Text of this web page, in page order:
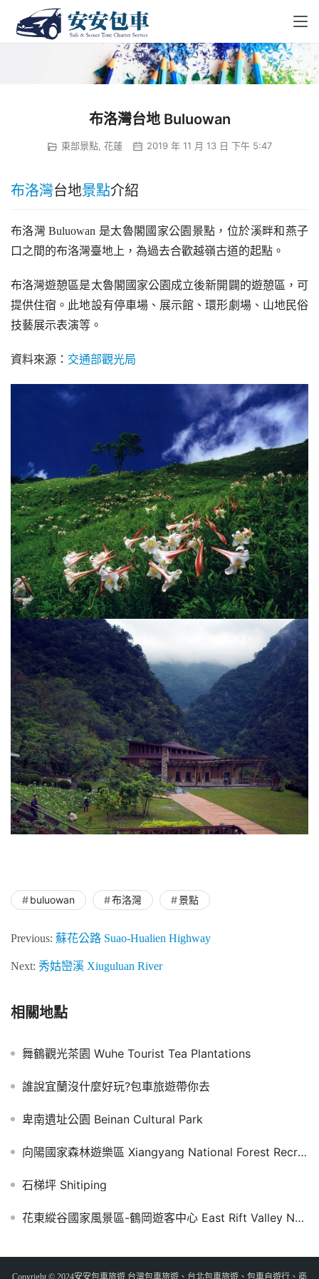
布洛灣台地 Buluowan
東部景點, 花蓮 2019 年 11 月 13 日 下午 5:47
布洛灣台地景點介紹
布洛灣 Buluowan 是太魯閣國家公園景點，位於溪畔和燕子
口之間的布洛灣臺地上，為過去合歡越嶺古道的起點。
布洛灣遊憩區是太魯閣國家公園成立後新開闢的遊憩區，可
提供住宿。此地設有停車場、展示館、環形劇場、山地民俗
技藝展示表演等。
資料來源： 交通部觀光局
buluowan 布洛灣 景點
Previous: 蘇花公路 Suao-Hualien Highway
Next: 秀姑巒溪 Xiuguluan River
相關地點
舞鶴觀光茶園 Wuhe Tourist Tea Plantations
誰說宜蘭沒什麼好玩?包車旅遊帶你去
卑南遺址公園 Beinan Cultural Park
向陽國家森林遊樂區 Xiangyang National Forest Recreation Area
石梯坪 Shitiping
花東縱谷國家風景區-鶴岡遊客中心 East Rift Valley National Scenic Area – Hegang Visitor Center
Copyright © 2024安安包車旅遊 台灣包車旅遊、台北包車旅遊、包車自遊行、商